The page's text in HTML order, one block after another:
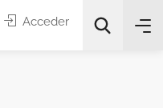
Acceder